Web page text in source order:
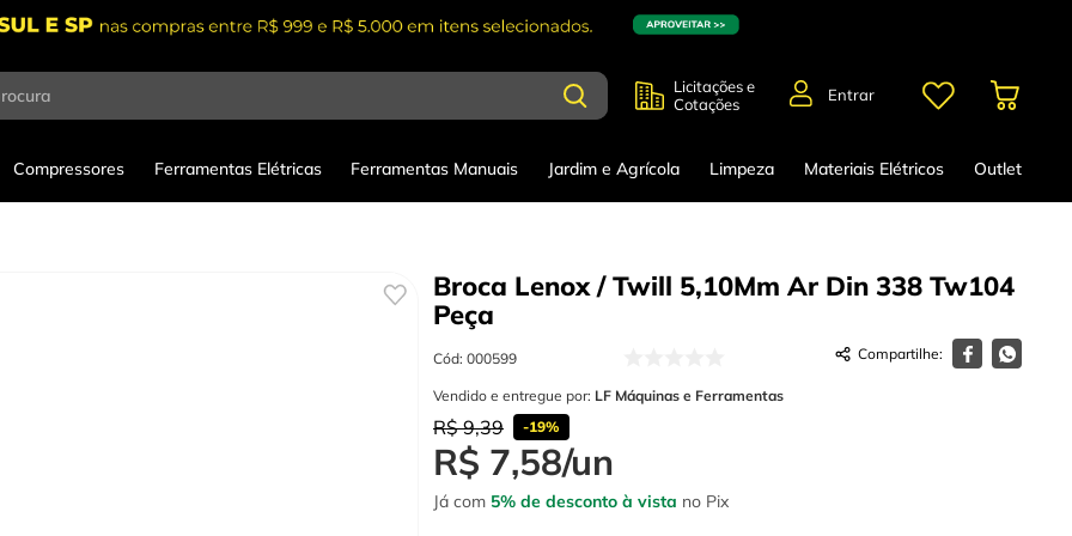
Licitações e
Cotações
Entrar
Compressores Ferramentas Elétricas Ferramentas Manuais Jardim e Agrícola Limpeza Materiais Elétricos Outlet
Broca Lenox / Twill 5,10Mm Ar Din 338 Tw104
Peça
Cód: 000599
Vendido e entregue por: LF Máquinas e Ferramentas
R$ 9,39 -19%
R$ 7,58/un
Já com 5% de desconto à vista no Pix